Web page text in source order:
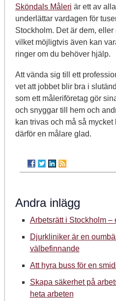
Sköndals Måleri är ett av
underlättar vardagen för
Stockholm. Det är dem,
vilket möjligtvis även kan
ringer om du behöver hjälp.
Att vända sig till ett
vet att jobbet blir bra i
som ett måleriföretag gör
och snyggar till hem och
kan trivas och må så
därför en målare glad.
Andra inlägg
Arbetsrätt i Stockholm –
Djurkliniker är en
välbefinnande
Att hyra buss för en
Skapa säkerhet på
heta arbeten